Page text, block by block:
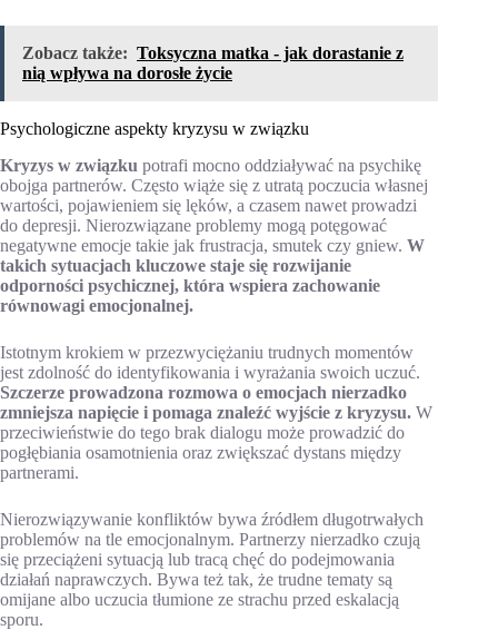
Zobacz także: Toksyczna matka - jak dorastanie z
nią wpływa na dorosłe życie
Psychologiczne aspekty kryzysu w związku
Kryzys w związku potrafi mocno oddziaływać na psychikę
obojga partnerów. Często wiąże się z utratą poczucia własnej
wartości, pojawieniem się lęków, a czasem nawet prowadzi
do depresji. Nierozwiązane problemy mogą potęgować
negatywne emocje takie jak frustracja, smutek czy gniew. W
takich sytuacjach kluczowe staje się rozwijanie
odporności psychicznej, która wspiera zachowanie
równowagi emocjonalnej.
Istotnym krokiem w przezwyciężaniu trudnych momentów
jest zdolność do identyfikowania i wyrażania swoich uczuć.
Szczerze prowadzona rozmowa o emocjach nierzadko
zmniejsza napięcie i pomaga znaleźć wyjście z kryzysu. W
przeciwieństwie do tego brak dialogu może prowadzić do
pogłębiania osamotnienia oraz zwiększać dystans między
partnerami.
Nierozwiązywanie konfliktów bywa źródłem długotrwałych
problemów na tle emocjonalnym. Partnerzy nierzadko czują
się przeciążeni sytuacją lub tracą chęć do podejmowania
działań naprawczych. Bywa też tak, że trudne tematy są
omijane albo uczucia tłumione ze strachu przed eskalacją
sporu.